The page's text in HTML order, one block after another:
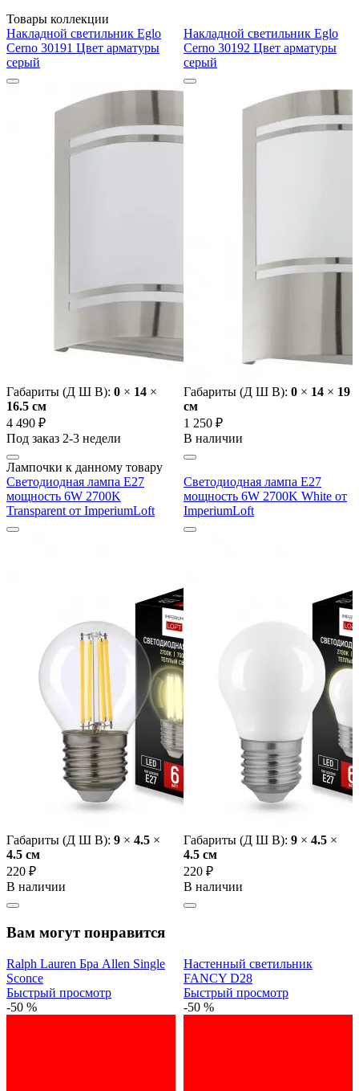
Товары коллекции
Накладной светильник Eglo
Cerno 30191 Цвет арматуры
серый
Габариты (Д Ш В): 0 × 14 ×
16.5 cм
4 490 ₽
Под заказ 2-3 недели
Накладной светильник Eglo
Cerno 30192 Цвет арматуры
серый
Габариты (Д Ш В): 0 × 14 × 19
cм
1 250 ₽
В наличии
Лампочки к данному товару
Светодиодная лампа E27
мощность 6W 2700K
Transparent от ImperiumLoft
Габариты (Д Ш В): 9 × 4.5 ×
4.5 cм
220 ₽
В наличии
Светодиодная лампа E27
мощность 6W 2700K White от
ImperiumLoft
Габариты (Д Ш В): 9 × 4.5 ×
4.5 cм
220 ₽
В наличии
Вам могут понравится
Ralph Lauren Бра Allen Single
Sconce
Быстрый просмотр
-50 %
Настенный светильник
FANCY D28
Быстрый просмотр
-50 %